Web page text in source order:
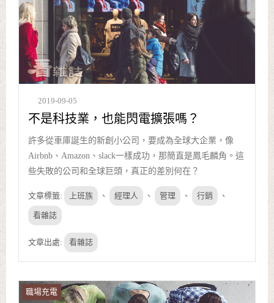
2019-09-05
不是科技業，也能閃電擴張嗎？
許多從車庫誕生的新創小公司，要成為全球大企業，像
Airbnb、Amazon、slack一樣成功，那簡直是鳳毛麟角。這
些失敗的公司和全球巨頭，真正的差別何在？
文章標籤: 上班族 、 經理人 、 管理 、 行銷 、
看雜誌
文章出處: 看雜誌
職場充電